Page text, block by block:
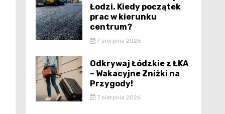
Łodzi. Kiedy początek
prac w kierunku
centrum?
7 sierpnia 2026
Odkrywaj Łódzkie z ŁKA
– Wakacyjne Zniżki na
Przygody!
7 sierpnia 2026